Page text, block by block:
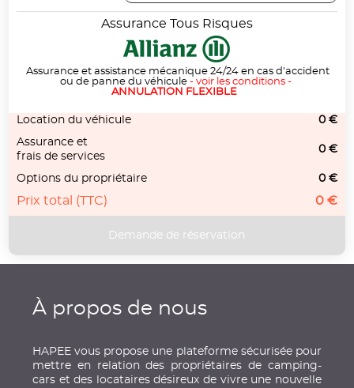
Assurance Tous Risques
Assurance et assistance mécanique 24/24 en cas d'accident
ou de panne du véhicule - voir les conditions-
ANNULATION FLEXIBLE
Location du véhicule
0 €
Assurance et
frais de services
0 €
Options du propriétaire 0 €
Prix total (TTC) 0 €
À propos de nous
HAPEE vous propose une plateforme sécurisée pour
mettre en relation des propriétaires de camping-
cars et des locataires désireux de vivre une nouvelle